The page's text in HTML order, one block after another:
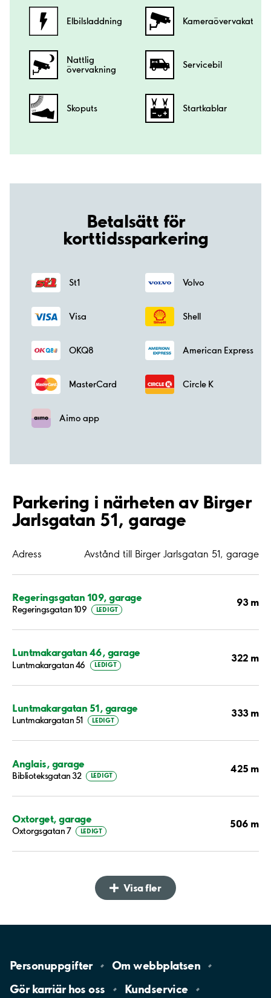
Elbilsladdning Kamera­övervakat
Nattlig
övervakning
Servicebil
Skoputs Startkablar
Betalsätt för
korttidssparkering
St1 Volvo
Visa Shell
OKQ8 American Express
MasterCard Circle K
Aimo app
Parkering i närheten av Birger
Jarlsgatan 51, garage
Adress Avstånd till Birger Jarlsgatan 51, garage
Regeringsgatan 109, garage
Regeringsgatan 109 LEDIGT
93 m
Luntmakargatan 46, garage
Luntmakargatan 46 LEDIGT
322 m
Luntmakargatan 51, garage
Luntmakargatan 51 LEDIGT
333 m
Anglais, garage
Biblioteksgatan 32 LEDIGT
425 m
Oxtorget, garage
Oxtorgsgatan 7 LEDIGT
506 m
Visa fler
Personuppgifter Omwebbplatsen
Gör karriär hososs Kundservice